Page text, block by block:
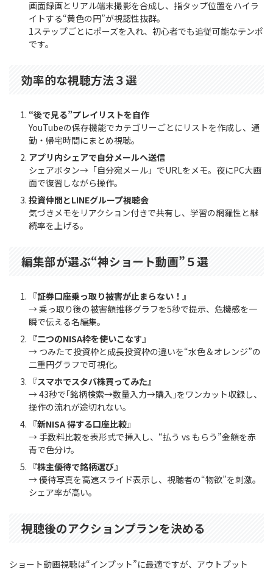
画面録画とリアル端末撮影を合成し、指タップ位置をハイラ
イトする“黄色の円”が視認性抜群。
1ステップごとにポーズを入れ、初心者でも追従可能なテンポ
です。
効率的な視聴方法３選
“後で見る”プレイリストを自作
YouTubeの保存機能でカテゴリーごとにリストを作成し、通
勤・帰宅時間にまとめ視聴。
アプリ内シェアで自分メールへ送信
シェアボタン→「自分宛メール」でURLをメモ。夜にPC大画
面で復習しながら操作。
投資仲間とLINEグループ視聴会
気づきメモをリアクション付きで共有し、学習の網羅性と継
続率を上げる。
編集部が選ぶ“神ショート動画”５選
『証券口座乗っ取り被害が止まらない！』
→ 乗っ取り後の被害額推移グラフを5秒で提示、危機感を一
瞬で伝える名編集。
『二つのNISA枠を使いこなす』
→ つみたて投資枠と成長投資枠の違いを“水色＆オレンジ”の
二重円グラフで可視化。
『スマホでスタバ株買ってみた』
→ 43秒で｢銘柄検索→数量入力→購入｣をワンカット収録し、
操作の流れが途切れない。
『新NISA 得する口座比較』
→ 手数料比較を表形式で挿入し、“払う vs もらう”金額を赤
青で色分け。
『株主優待で銘柄選び』
→ 優待写真を高速スライド表示し、視聴者の“物欲”を刺激。
シェア率が高い。
視聴後のアクションプランを決める
ショート動画視聴は“インプット”に最適ですが、アウトプット